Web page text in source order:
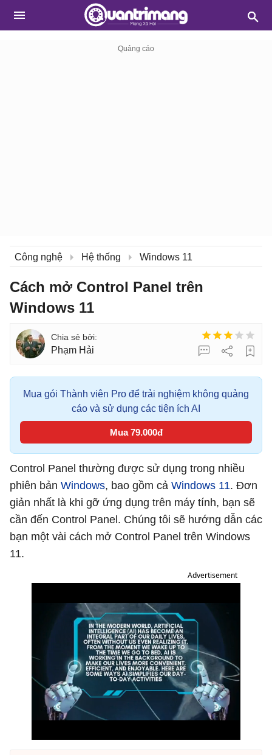
Công nghệ Hệ thống Windows 11
Cách mở Control Panel trên
Windows 11
Phạm Hải
Mua gói Thành viên Pro để trải nghiệm không quảng
cáo và sử dụng các tiện ích AI
Mua 79.000đ
Control Panel thường được sử dụng trong nhiều
phiên bản Windows, bao gồm cả Windows 11. Đơn
giản nhất là khi gỡ ứng dụng trên máy tính, bạn sẽ
cần đến Control Panel. Chúng tôi sẽ hướng dẫn các
bạn một vài cách mở Control Panel trên Windows
11.
Advertisement